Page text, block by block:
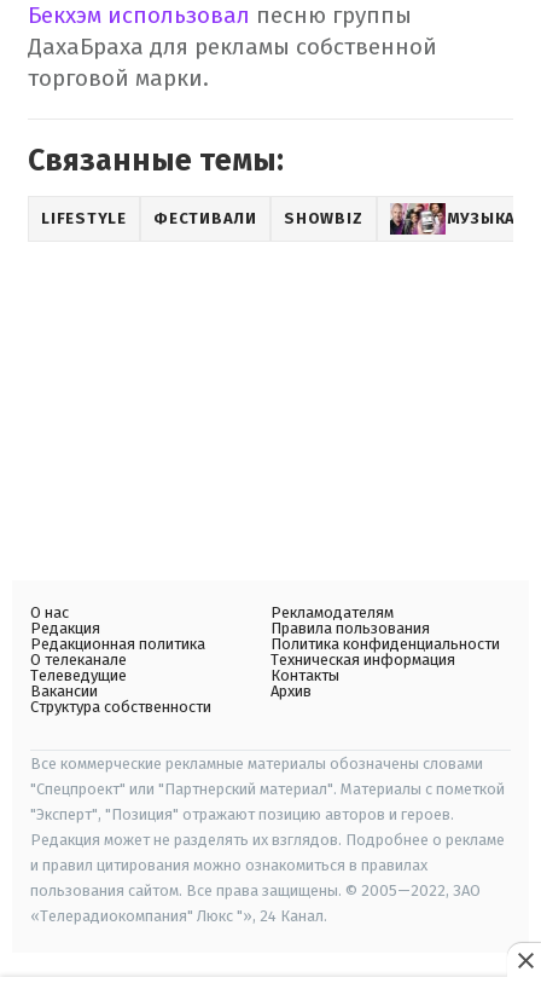
Бекхэм использовал песню группы
ДахаБраха для рекламы собственной
торговой марки.
Связанные темы:
LIFESTYLE ФЕСТИВАЛИ SHOWBIZ МУЗЫКА
О нас
Редакция
Редакционная политика
О телеканале
Телеведущие
Вакансии
Структура собственности
Рекламодателям
Правила пользования
Политика конфиденциальности
Техническая информация
Контакты
Архив
Все коммерческие рекламные материалы обозначены словами
"Спецпроект" или "Партнерский материал". Материалы с пометкой
"Эксперт", "Позиция" отражают позицию авторов и героев.
Редакция может не разделять их взглядов. Подробнее о рекламе
и правил цитирования можно ознакомиться в правилах
пользования сайтом. Все права защищены. © 2005—2022, ЗАО
«Телерадиокомпания" Люкс "», 24 Канал.